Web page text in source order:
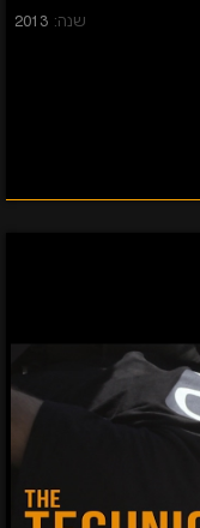
שנה: 2013